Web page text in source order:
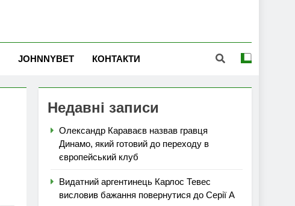
JOHNNYBET КОНТАКТИ
Недавні записи
Олександр Караваєв назвав гравця
Динамо, який готовий до переходу в
європейський клуб
Видатний аргентинець Карлос Тевес
висловив бажання повернутися до Серії А